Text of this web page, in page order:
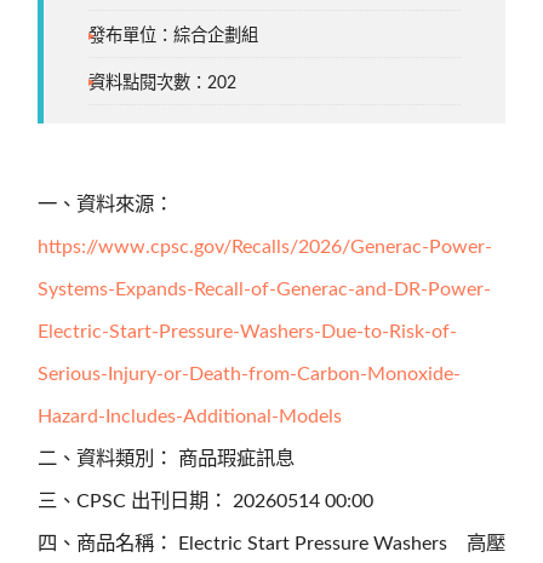
發布單位：綜合企劃組
資料點閱次數：202
一、資料來源：
https://www.cpsc.gov/Recalls/2026/Generac-Power-
Systems-Expands-Recall-of-Generac-and-DR-Power-
Electric-Start-Pressure-Washers-Due-to-Risk-of-
Serious-Injury-or-Death-from-Carbon-Monoxide-
Hazard-Includes-Additional-Models
二、資料類別： 商品瑕疵訊息
三、CPSC 出刊日期： 20260514 00:00
四、商品名稱： Electric Start Pressure Washers 高壓